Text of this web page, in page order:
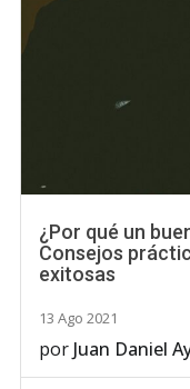
¿Por qué un
Consejos
exitosas
13 Ago 2021
por Juan Daniel